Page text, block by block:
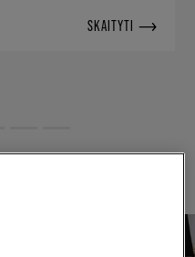
SKAITYTI